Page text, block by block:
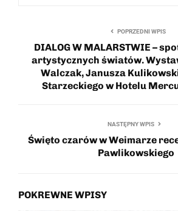
POPRZEDNI WPIS
DIALOG W MALARSTWIE –
artystycznych światów.
Walczak, Janusza
Starzeckiego w Hotelu
NASTĘPNY WPIS
Święto czarów w Weimarze
Pawlikowskiego
POKREWNE WPISY